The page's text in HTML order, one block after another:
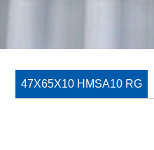
47X65X10 HMSA10 RG